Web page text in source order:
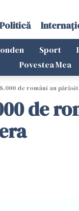
Politică
Sport
Povestea Mea
de români au
de